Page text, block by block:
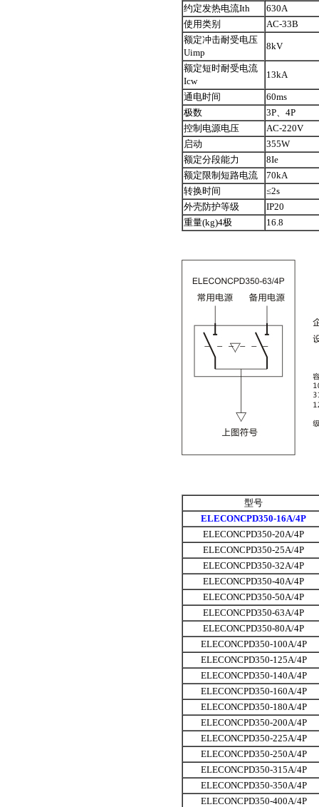
约定发热电流Ith
630A
使用类别
AC-33B
额定冲击耐受电压
Uimp
8kV
额定短时耐受电流
Icw
13kA
通电时间
60ms
极数
3P、4P
控制电源电压
AC-220V
启动
355W
额定分段能力
8Ie
额定限制短路电流
70kA
转换时间
≤2s
外壳防护等级
IP20
重量(kg)4极
16.8
型号
ELECONCPD350-16A/4P
ELECONCPD350-20A/4P
ELECONCPD350-25A/4P
ELECONCPD350-32A/4P
ELECONCPD350-40A/4P
ELECONCPD350-50A/4P
ELECONCPD350-63A/4P
ELECONCPD350-80A/4P
ELECONCPD350-100A/4P
ELECONCPD350-125A/4P
ELECONCPD350-140A/4P
ELECONCPD350-160A/4P
ELECONCPD350-180A/4P
ELECONCPD350-200A/4P
ELECONCPD350-225A/4P
ELECONCPD350-250A/4P
ELECONCPD350-315A/4P
ELECONCPD350-350A/4P
ELECONCPD350-400A/4P